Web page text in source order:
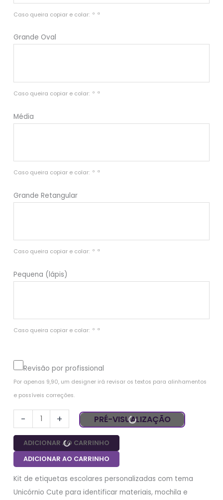
Caso queira copiar e colar:  º  ª
Grande Oval
Caso queira copiar e colar:  º  ª
Média
Caso queira copiar e colar:  º  ª
Grande Retangular
Caso queira copiar e colar:  º  ª
Pequena (lápis)
Caso queira copiar e colar:  º  ª
Revisão por profissional
Por apenas 9,90, um designer irá revisar os textos para alinhamentos
e possíveis correções.
- + PRÉ-VISUALIZAÇÃO
ADICIONAR AO CARRINHO
ADICIONAR AO CARRINHO
Kit de etiquetas escolares personalizadas com tema
Unicórnio Cute para identificar materiais, mochila e